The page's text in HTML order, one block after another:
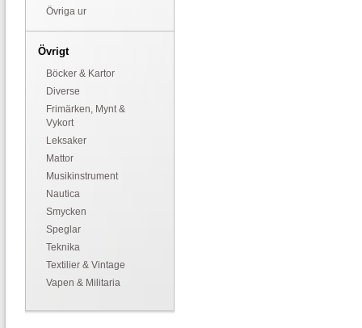
Övriga ur
Övrigt
Böcker & Kartor
Diverse
Frimärken, Mynt &
Vykort
Leksaker
Mattor
Musikinstrument
Nautica
Smycken
Speglar
Teknika
Textilier & Vintage
Vapen & Militaria